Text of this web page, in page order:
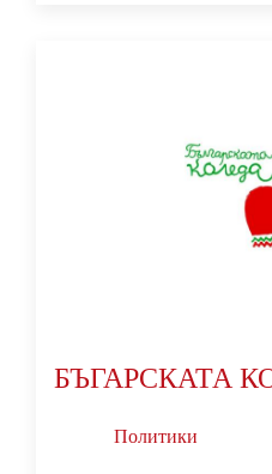
БЪГАРСКАТА
Политики